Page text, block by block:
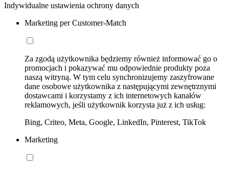
Indywidualne ustawienia ochrony danych
Marketing per Customer-Match
Za zgodą użytkownika będziemy również informować go o
promocjach i pokazywać mu odpowiednie produkty poza
naszą witryną. W tym celu synchronizujemy zaszyfrowane
dane osobowe użytkownika z następującymi zewnętrznymi
dostawcami i korzystamy z ich internetowych kanałów
reklamowych, jeśli użytkownik korzysta już z ich usług:
Bing, Criteo, Meta, Google, LinkedIn, Pinterest, TikTok
Marketing